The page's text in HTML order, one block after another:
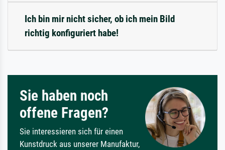
Ich bin mir nicht sicher, ob ich mein Bild
richtig konfiguriert habe!
Sie haben noch
offene Fragen?
Sie interessieren sich für einen
Kunstdruck aus unserer Manufaktur,